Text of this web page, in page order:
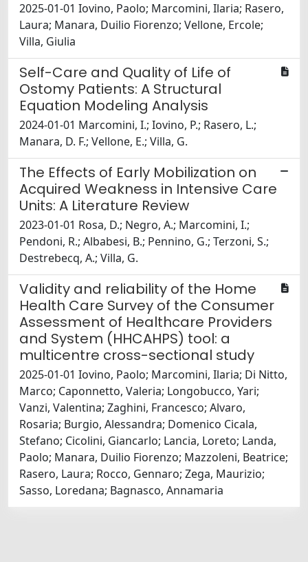
2025-01-01 Iovino, Paolo; Marcomini, Ilaria; Rasero,
Laura; Manara, Duilio Fiorenzo; Vellone, Ercole;
Villa, Giulia
Self-Care and Quality of Life of
Ostomy Patients: A Structural
Equation Modeling Analysis
2024-01-01 Marcomini, I.; Iovino, P.; Rasero, L.;
Manara, D. F.; Vellone, E.; Villa, G.
The Effects of Early Mobilization on
Acquired Weakness in Intensive Care
Units: A Literature Review
2023-01-01 Rosa, D.; Negro, A.; Marcomini, I.;
Pendoni, R.; Albabesi, B.; Pennino, G.; Terzoni, S.;
Destrebecq, A.; Villa, G.
Validity and reliability of the Home
Health Care Survey of the Consumer
Assessment of Healthcare Providers
and System (HHCAHPS) tool: a
multicentre cross-sectional study
2025-01-01 Iovino, Paolo; Marcomini, Ilaria; Di Nitto,
Marco; Caponnetto, Valeria; Longobucco, Yari;
Vanzi, Valentina; Zaghini, Francesco; Alvaro,
Rosaria; Burgio, Alessandra; Domenico Cicala,
Stefano; Cicolini, Giancarlo; Lancia, Loreto; Landa,
Paolo; Manara, Duilio Fiorenzo; Mazzoleni, Beatrice;
Rasero, Laura; Rocco, Gennaro; Zega, Maurizio;
Sasso, Loredana; Bagnasco, Annamaria